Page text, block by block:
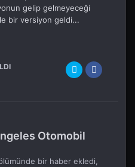
gelip gelmeyeceği
bir versiyon geldi...
Otomobil
bir haber ekledi,